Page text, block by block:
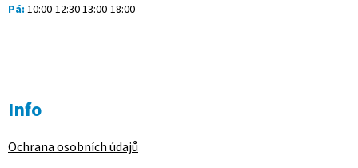
Pá: 10:00-12:30 13:00-18:00
Info
Ochrana osobních údajů